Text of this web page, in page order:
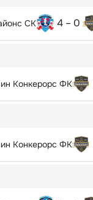
СК 4 – 0
Конкерорс ФК
Конкерорс ФК